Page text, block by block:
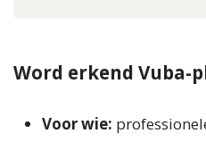
Word erkend Vuba-
Voor wie: